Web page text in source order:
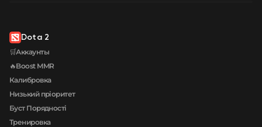
Dota 2
🛒Аккаунты
🔥Boost MMR
Калибровка
Низький пріоритет
Буст Порядності
Тренировка